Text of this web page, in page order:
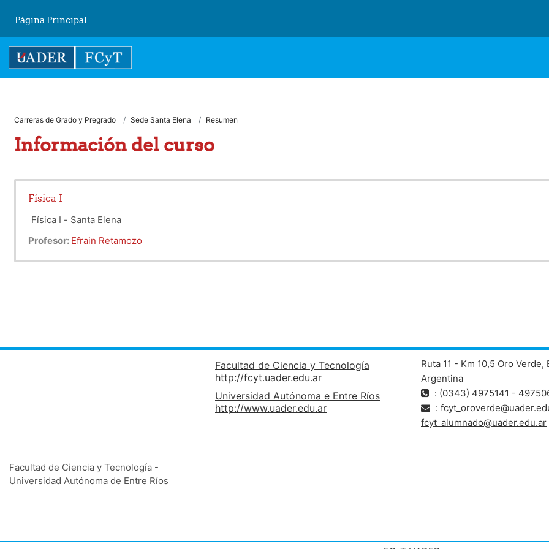
Página Principal
Carreras de Grado y Pregrado Sede Santa Elena Resumen
Información del curso
Física I
Física I - Santa Elena
Profesor: Efrain Retamozo
Facultad de Ciencia y Tecnología -
Universidad Autónoma de Entre Ríos
Facultad de Ciencia y Tecnología
http://fcyt.uader.edu.ar
Universidad Autónoma e Entre Ríos
http://www.uader.edu.ar
Ruta 11 - Km 10,5 Oro Verde,
Argentina
: (0343) 4975141 -
:
fcyt_alumnado@uader.edu.ar